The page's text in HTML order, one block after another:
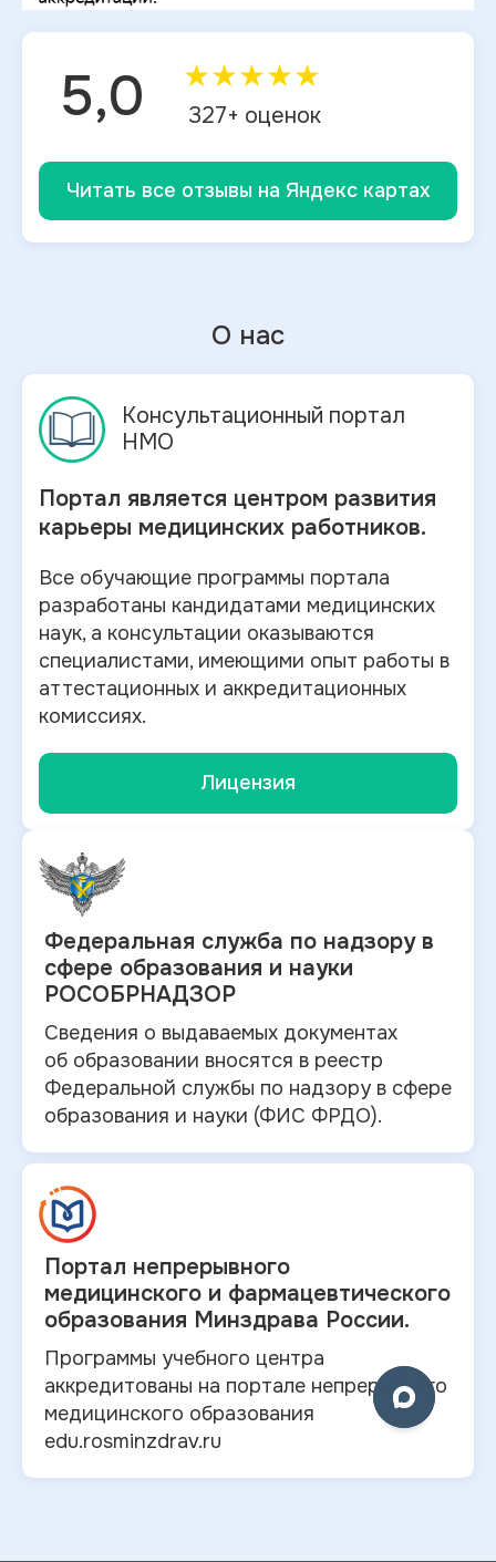
5,0 ★★★★★
327+ оценок
Читать все отзывы на Яндекс картах
О нас
Консультационный портал
НМО
Портал является центром развития
карьеры медицинских работников.
Все обучающие программы портала
разработаны кандидатами медицинских
наук, а консультации оказываются
специалистами, имеющими опыт работы в
аттестационных и аккредитационных
комиссиях.
Лицензия
Федеральная служба по надзору в
сфере образования и науки
РОСОБРНАДЗОР
Сведения о выдаваемых документах
об образовании вносятся в реестр
Федеральной службы по надзору в сфере
образования и науки (ФИС ФРДО).
Портал непрерывного
медицинского и фармацевтического
образования Минздрава России.
Программы учебного центра
аккредитованы на портале непрерывного
медицинского образования
edu.rosminzdrav.ru